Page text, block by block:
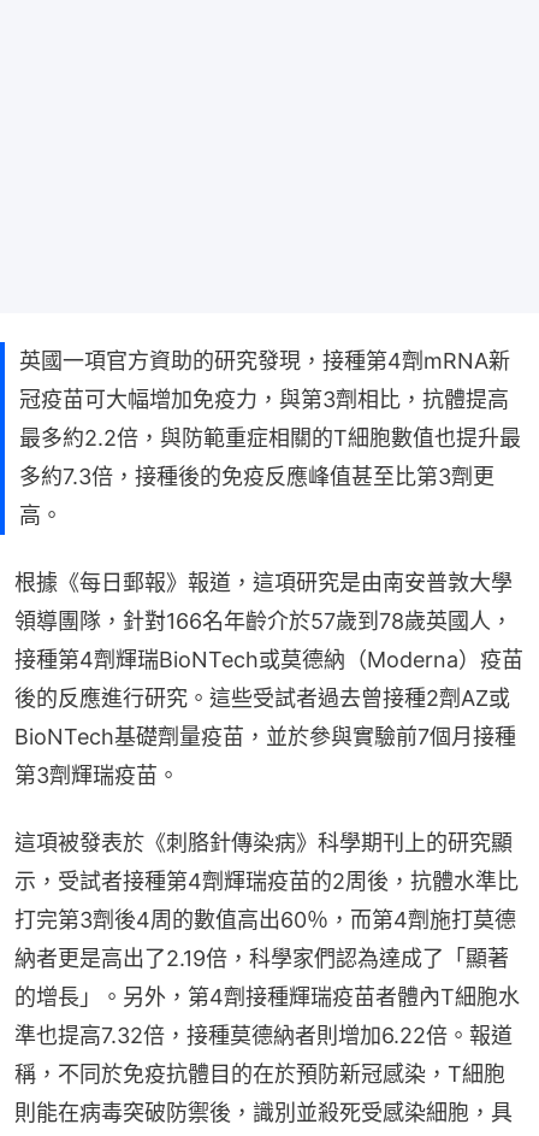
英國一項官方資助的研究發現，接種第4劑mRNA新
冠疫苗可大幅增加免疫力，與第3劑相比，抗體提高
最多約2.2倍，與防範重症相關的T細胞數值也提升最
多約7.3倍，接種後的免疫反應峰值甚至比第3劑更
高。
根據《每日郵報》報道，這項研究是由南安普敦大學
領導團隊，針對166名年齡介於57歲到78歲英國人，
接種第4劑輝瑞BioNTech或莫德納（Moderna）疫苗
後的反應進行研究。這些受試者過去曾接種2劑AZ或
BioNTech基礎劑量疫苗，並於參與實驗前7個月接種
第3劑輝瑞疫苗。
這項被發表於《刺胳針傳染病》科學期刊上的研究顯
示，受試者接種第4劑輝瑞疫苗的2周後，抗體水準比
打完第3劑後4周的數值高出60％，而第4劑施打莫德
納者更是高出了2.19倍，科學家們認為達成了「顯著
的增長」。另外，第4劑接種輝瑞疫苗者體內T細胞水
準也提高7.32倍，接種莫德納者則增加6.22倍。報道
稱，不同於免疫抗體目的在於預防新冠感染，T細胞
則能在病毒突破防禦後，識別並殺死受感染細胞，具